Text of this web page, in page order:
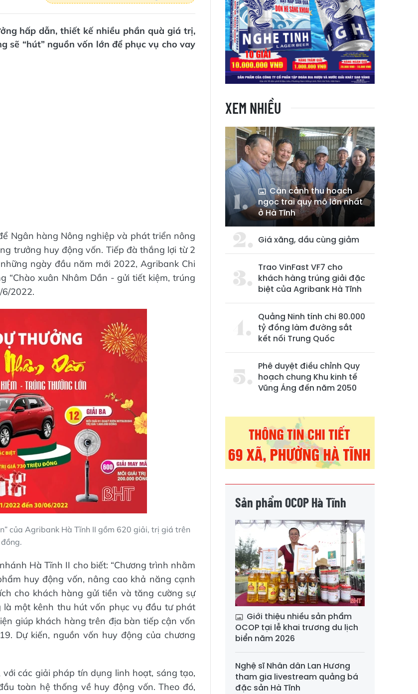
hấp dẫn, thiết kế nhiều phần quà giá trị,
sẽ “hút” nguồn vốn lớn để phục vụ cho vay
Ngân hàng Nông nghiệp và phát triển nông
trưởng huy động vốn. Tiếp đà thắng lợi từ 2
ngày đầu năm mới 2022, Agribank Chi
“Chào xuân Nhâm Dần - gửi tiết kiệm, trúng
2022.
của Agribank Hà Tĩnh II gồm 620 giải, trị giá trên
Hà Tĩnh II cho biết: “Chương trình nhằm
huy động vốn, nâng cao khả năng cạnh
cho khách hàng gửi tiền và tăng cường sự
một kênh thu hút vốn phục vụ đầu tư phát
giúp khách hàng trên địa bàn tiếp cận vốn
Dự kiến, nguồn vốn huy động của chương
các giải pháp tín dụng linh hoạt, sáng tạo,
toàn hệ thống về huy động vốn. Theo đó,
XEM NHIỀU
Cận cảnh thu hoạch
ngọc trai quy mô lớn nhất
ở Hà Tĩnh
Giá xăng, dầu cùng giảm
Trao VinFast VF7 cho
khách hàng trúng giải đặc
biệt của Agribank Hà Tĩnh
Quảng Ninh tính chi 80.000
tỷ đồng làm đường sắt
kết nối Trung Quốc
Phê duyệt điều chỉnh Quy
hoạch chung Khu kinh tế
Vũng Áng đến năm 2050
Sản phẩm OCOP Hà Tĩnh
Giới thiệu nhiều sản phẩm
OCOP tại lễ khai trương du lịch
biển năm 2026
Nghệ sĩ Nhân dân Lan Hương
tham gia livestream quảng bá
đặc sản Hà Tĩnh